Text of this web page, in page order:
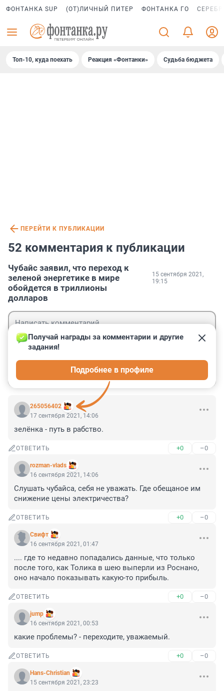
ФОНТАНКА SUP (ОТ)ЛИЧНЫЙ ПИТЕР ФОНТАНКА ГО
Топ-10, куда поехать Реакция «Фонтанки» Судьба бюджета
ПЕРЕЙТИ К ПУБЛИКАЦИИ
52 комментария к публикации
Чубайс заявил, что переход к
зеленой энергетике в мире
обойдется в триллионы
долларов
15 сентября 2021,
19:15
265056402
Получай награды за комментарии и другие
задания!
Подробнее в профиле
17 сентября 2021, 14:06
зелёнка - путь в рабство.
ОТВЕТИТЬ +0 –0
rozman-vlads
16 сентября 2021, 14:06
Слушать чубайса, себя не уважать. Где обещаное им
снижение цены электричества?
ОТВЕТИТЬ +0 –0
Cвифт
16 сентября 2021, 01:47
.... где то недавно попадались данные, что только
после того, как Толика в шею выперли из Роснано,
оно начало показывать какую-то прибыль.
ОТВЕТИТЬ +0 –0
jump
16 сентября 2021, 00:53
какие проблемы? - переходите, уважаемый.
ОТВЕТИТЬ +0 –0
Hans-Christian
15 сентября 2021, 23:23